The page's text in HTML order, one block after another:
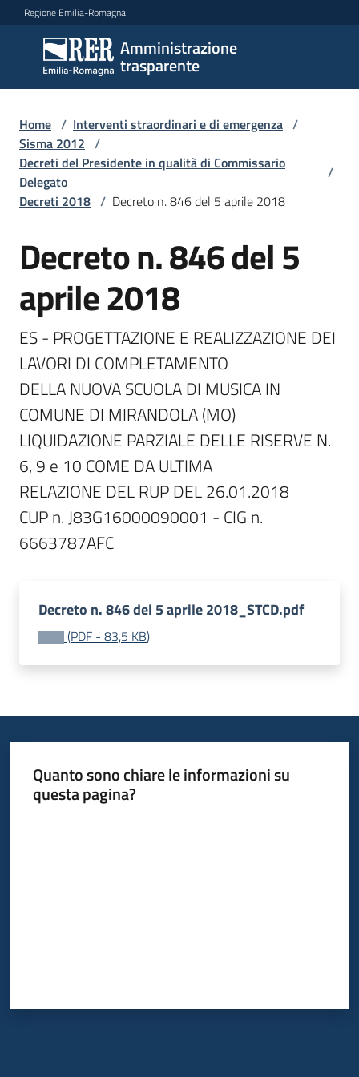
Vai al contenuto
Vai alla navigazione
Vai al footer
Regione Emilia-Romagna
Amministrazione
trasparente
Amministrazione
trasparente
Sottosezioni
Accesso
Home / Interventi straordinari e di emergenza /
Sisma 2012 /
Decreti del Presidente in qualità di Commissario
Delegato
/
Decreti 2018 / Decreto n. 846 del 5 aprile 2018
Decreto n. 846 del 5
aprile 2018
ES - PROGETTAZIONE E REALIZZAZIONE DEI
LAVORI DI COMPLETAMENTO
DELLA NUOVA SCUOLA DI MUSICA IN
COMUNE DI MIRANDOLA (MO)
LIQUIDAZIONE PARZIALE DELLE RISERVE N.
6, 9 e 10 COME DA ULTIMA
RELAZIONE DEL RUP DEL 26.01.2018
CUP n. J83G16000090001 - CIG n.
6663787AFC
Decreto n. 846 del 5 aprile 2018_STCD.pdf
(PDF - 83,5 KB)
Quanto sono chiare le informazioni su
questa pagina?